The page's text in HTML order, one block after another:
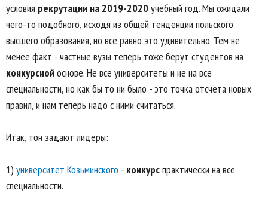
условия рекрутации на 2019-2020учебный год. Мы ожидали
чего-то подобного, исходя из общей тенденции польского
высшего образования, но все равно это удивительно. Тем не
менее факт - частные вузы теперь тоже берут студентов на
конкурснойоснове. Не все университеты и не на все
специальности, но как бы то ни было - это точка отсчета новых
правил, и нам теперь надо с ними считаться.
Итак, тон задают лидеры:
1) университет Козьминского - конкурспрактически на все
специальности.